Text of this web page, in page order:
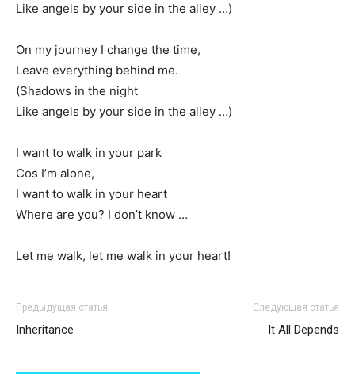
Like angels by your side in the alley …)
On my journey I change the time,
Leave everything behind me.
(Shadows in the night
Like angels by your side in the alley …)
I want to walk in your park
Cos I’m alone,
I want to walk in your heart
Where are you? I don’t know …
Let me walk, let me walk in your heart!
Предыдущая статья
Inheritance
Следующая статья
It All Depends